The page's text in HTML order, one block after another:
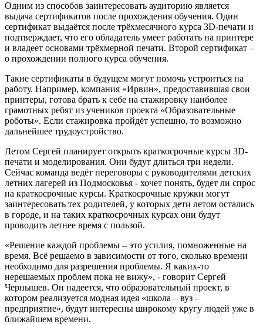
Одним из способов заинтересовать аудиторию является
выдача сертификатов после прохождения обучения. Один
сертификат выдаётся после трёхмесячного курса 3D-печати и
подтверждает, что его обладатель умеет работать на принтере
и владеет основами трёхмерной печати. Второй сертификат –
о прохождении полного курса обучения.
Такие сертификаты в будущем могут помочь устроиться на
работу. Например, компания «Ирвин», предоставившая свои
принтеры, готова брать к себе на стажировку наиболее
грамотных ребят из учеников проекта «Образовательные
роботы». Если стажировка пройдёт успешно, то возможно
дальнейшее трудоустройство.
Летом Сергей планирует открыть краткосрочные курсы 3D-
печати и моделирования. Они будут длиться три недели.
Сейчас команда ведёт переговоры с руководителями детских
летних лагерей из Подмосковья - хочет понять, будет ли спрос
на краткосрочные курсы. Краткосрочные кружки могут
заинтересовать тех родителей, у которых дети летом остались
в городе, и на таких краткосрочных курсах они будут
проводить летнее время с пользой.
«Решение каждой проблемы – это усилия, помноженные на
время. Всё решаемо в зависимости от того, сколько времени
необходимо для разрешения проблемы. Я каких-то
нерешаемых проблем пока не вижу», - говорит Сергей
Чернышев. Он надеется, что образовательный проект, в
котором реализуется модная идея «школа – вуз –
предприятие», будут интересны широкому кругу людей уже в
ближайшем времени.